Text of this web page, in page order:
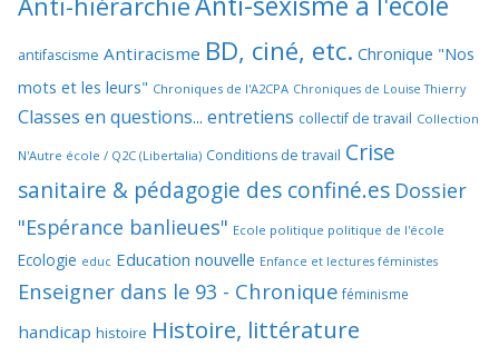
antifascisme Antiracisme BD, ciné, etc. Chronique "Nos
mots et les leurs" Chroniques de l'A2CPA Chroniques de Louise Thierry
Classes en questions... entretiens collectif de travail Collection
N'Autre école / Q2C (Libertalia) Conditions de travail Crise
sanitaire & pédagogie des confiné.es Dossier
"Espérance banlieues" Ecole politique politique de l'école
Ecologie educ Education nouvelle Enfance et lectures féministes
Enseigner dans le 93 - Chronique féminisme
handicap histoire Histoire, littérature